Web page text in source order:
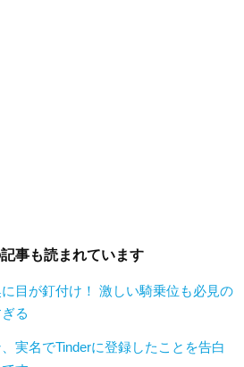
事も読まれています
目が釘付け！ 激しい騎乗位も必見の
る
実名でTinderに登録したことを告白